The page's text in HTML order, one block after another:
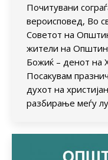
Почитувани
вероисповед, Во
Советот на
жители на
Божиќ – денот на
Посакувам
духот на
разбирање меѓу